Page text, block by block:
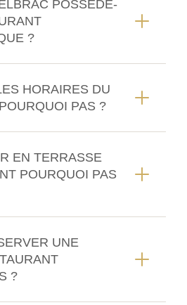
POSSÈDE-
?
HORAIRES DU
PAS ?
EN TERRASSE
POURQUOI PAS
UNE
?